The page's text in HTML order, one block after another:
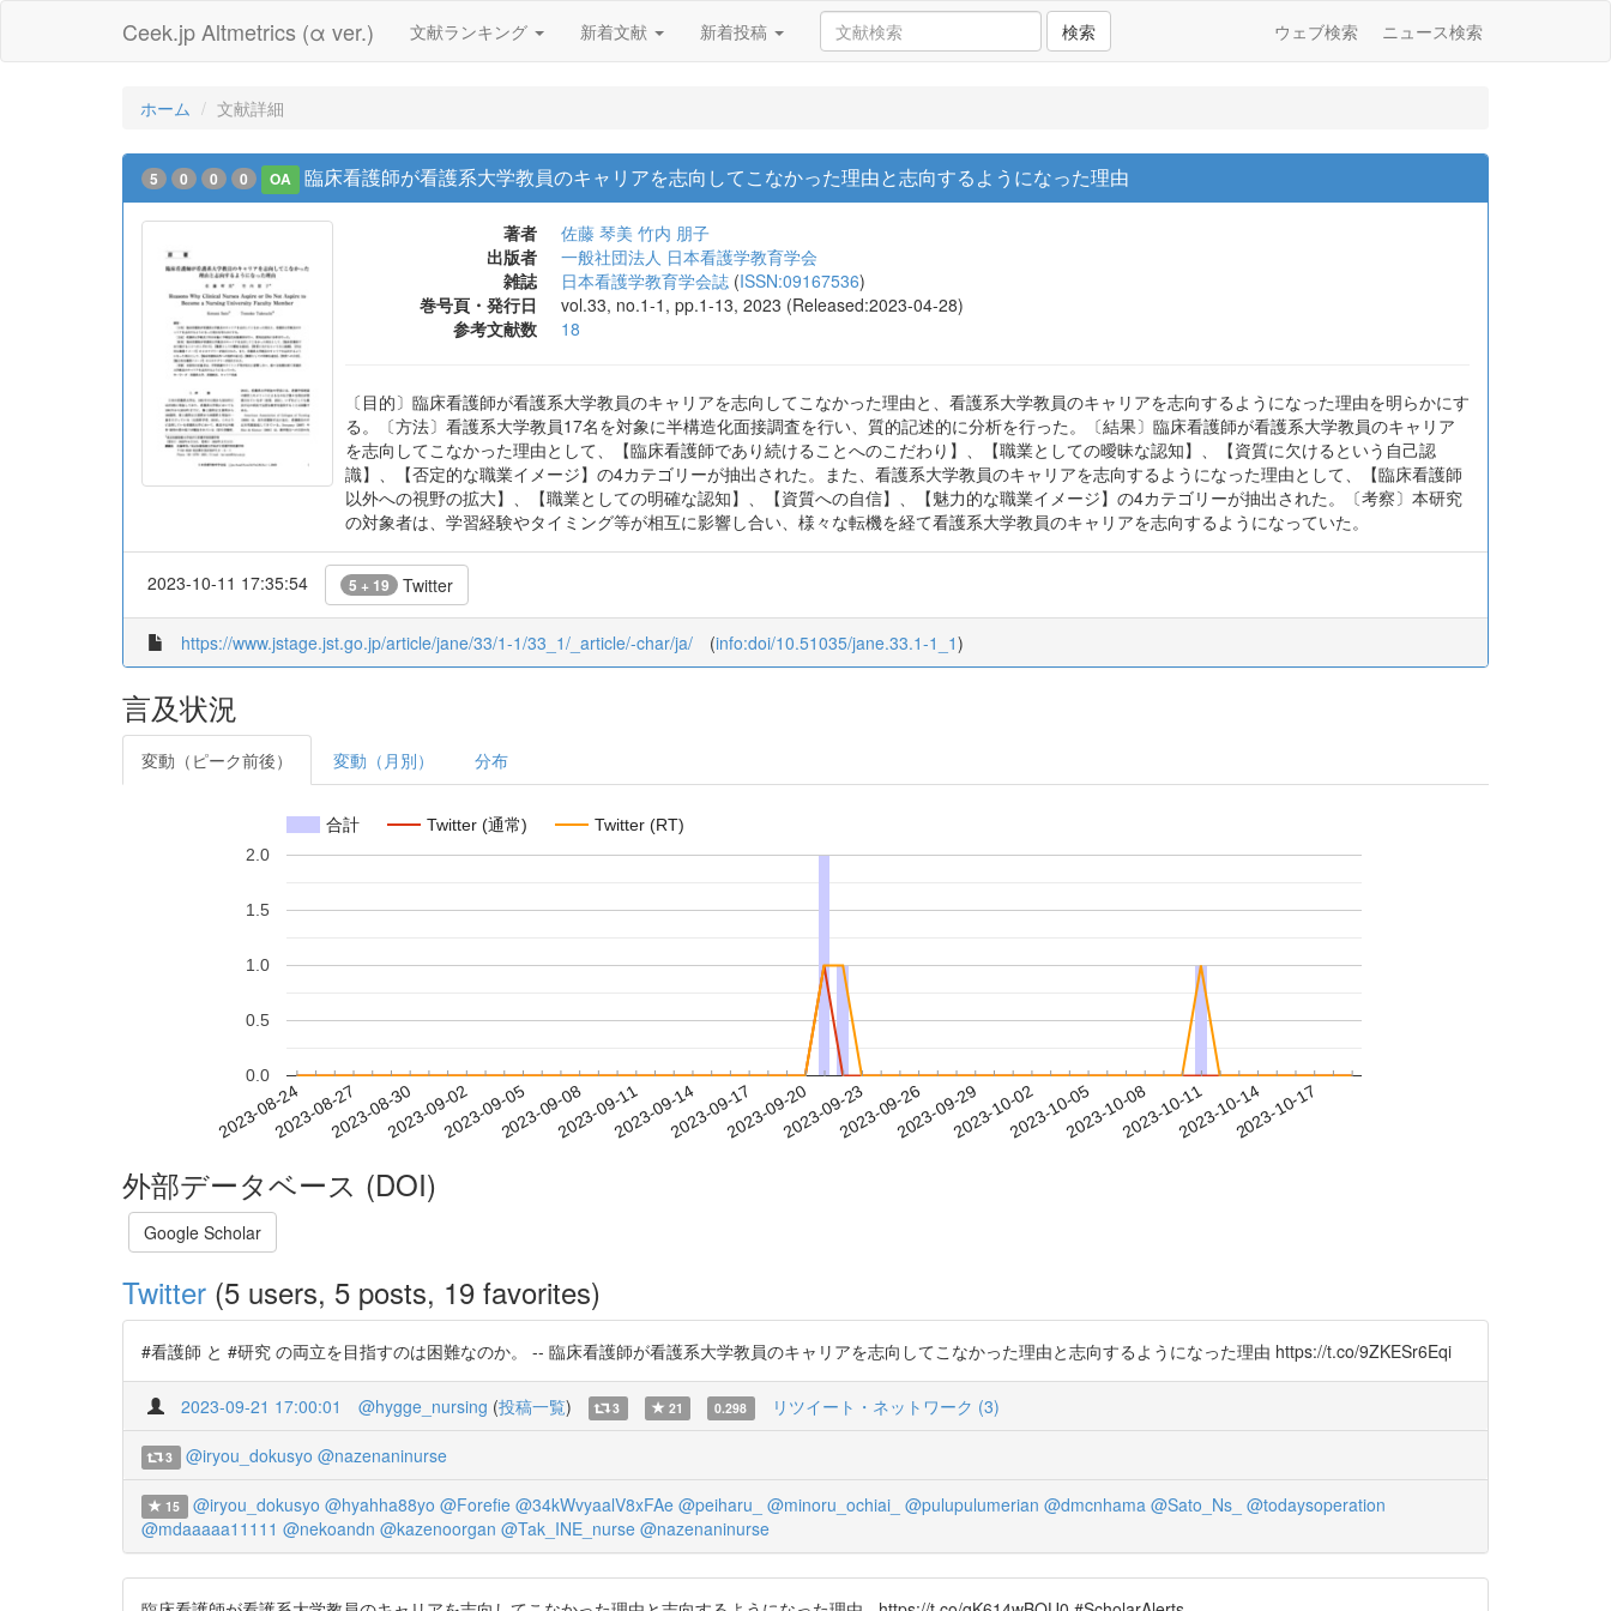
Ceek.jp Altmetrics (α ver.) 文献ランキング 新着文献 新着投稿 検索 ウェブ検索 ニュース検索
ホーム 文献詳細
5 0 0 0 OA 臨床看護師が看護系大学教員のキャリアを志向してこなかった理由と志向するようになった理由
著者 佐藤 琴美 竹内 朋子
出版者
一般社団法人 日本看護学教育学会
雑誌
日本看護学教育学会誌 (ISSN:09167536)
巻号頁・発行日
vol.33, no.1-1, pp.1-13, 2023 (Released:2023-04-28)
参考文献数
18
〔目的〕臨床看護師が看護系大学教員のキャリアを志向してこなかった理由と、看護系大学教員のキャリアを志向するようになった理由を明らかにす
る。〔方法〕看護系大学教員17名を対象に半構造化面接調査を行い、質的記述的に分析を行った。〔結果〕臨床看護師が看護系大学教員のキャリア
を志向してこなかった理由として、【臨床看護師であり続けることへのこだわり】、【職業としての曖昧な認知】、【資質に欠けるという自己認
識】、【否定的な職業イメージ】の4カテゴリーが抽出された。また、看護系大学教員のキャリアを志向するようになった理由として、【臨床看護師
以外への視野の拡大】、【職業としての明確な認知】、【資質への自信】、【魅力的な職業イメージ】の4カテゴリーが抽出された。〔考察〕本研究
の対象者は、学習経験やタイミング等が相互に影響し合い、様々な転機を経て看護系大学教員のキャリアを志向するようになっていた。
2023-10-11 17:35:54 5 + 19 Twitter
https://www.jstage.jst.go.jp/article/jane/33/1-1/33_1/_article/-char/ja/ (info:doi/10.51035/jane.33.1-1_1)
言及状況
変動（ピーク前後） 変動（月別） 分布
合計 Twitter (通常) Twitter (RT)
2023-08-242023-08-272023-08-302023-09-022023-09-052023-09-082023-09-112023-09-142023-09-172023-09-202023-09-232023-09-262023-09-292023-10-022023-10-052023-10-082023-10-112023-10-142023-10-17
0.0
0.5
1.0
1.5
2.0
外部データベース (DOI)
Google Scholar
Twitter (5 users, 5 posts, 19 favorites)
#看護師 と #研究 の両立を目指すのは困難なのか。 -- 臨床看護師が看護系大学教員のキャリアを志向してこなかった理由と志向するようになった理由 https://t.co/9ZKESr6Eqi
2023-09-21 17:00:01 @hygge_nursing (投稿一覧) 3 21 0.298 リツイート・ネットワーク (3)
3 @iryou_dokusyo @nazenaninurse
15 @iryou_dokusyo @hyahha88yo @Forefie @34kWvyaalV8xFAe @peiharu_ @minoru_ochiai_ @pulupulumerian @dmcnhama @Sato_Ns_ @todaysoperation
@mdaaaaa11111 @nekoandn @kazenoorgan @Tak_INE_nurse @nazenaninurse